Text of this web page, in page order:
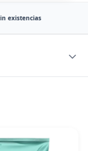
existencias
funcional en